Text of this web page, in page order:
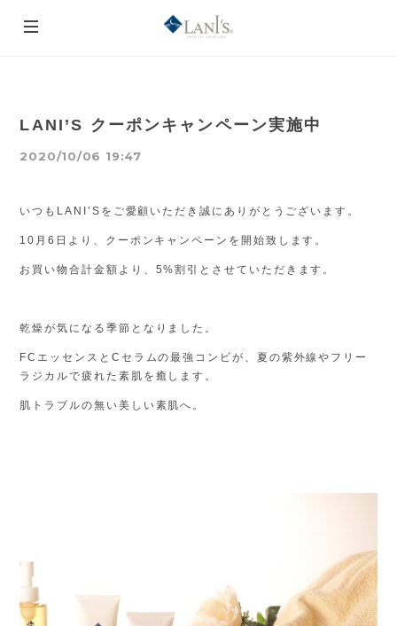
LANI’S クーポンキャンペーン実施中
2020/10/06 19:47
いつもLANI’Sをご愛顧いただき誠にありがとうございます。
10月6日より、クーポンキャンペーンを開始致します。
お買い物合計金額より、5%割引とさせていただきます。
乾燥が気になる季節となりました。
FCエッセンスとCセラムの最強コンビが、夏の紫外線やフリー
ラジカルで疲れた素肌を癒します。
肌トラブルの無い美しい素肌へ。